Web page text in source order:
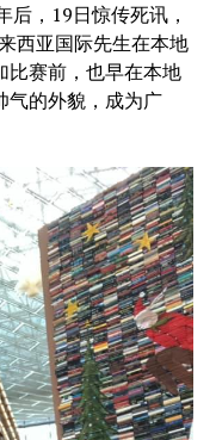
后，19日惊传死讯，
西亚国际先生在本地
比赛前，也早在本地
气的外貌，成为广